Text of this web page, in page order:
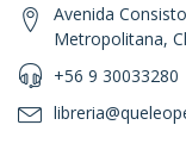
Avenida
Metropolitana,
+56 9 30033280